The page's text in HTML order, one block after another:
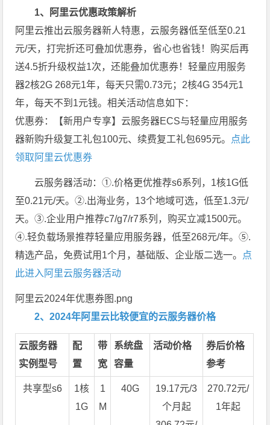
1、阿里云优惠政策解析
阿里云推出云服务器新人特惠，云服务器低至低至0.21
元/天，打完折还可叠加优惠券，省心也省钱！购买后再
送4.5折升级权益1次，还能叠加优惠券！轻量应用服务
器2核2G 268元1年，每天只需0.73元；2核4G 354元1
年，每天不到1元钱。相关活动信息如下：
优惠券：【新用户专享】云服务器ECS与轻量应用服务
器新购升级复工礼包100元、续费复工礼包695元。 点此
领取阿里云优惠券
云服务器活动：①.价格更优推荐s6系列，1核1G低
至0.21元/天。②.出海业务，13个地域可选，低至1.3元/
天。③.企业用户推荐c7/g7/r7系列，购买立减1500元。
④.轻负载场景推荐轻量应用服务器，低至268元/年。⑤.
精选产品，免费试用1个月，基础版、企业版二选一。 点
此进入阿里云服务器活动
阿里云2024年优惠券图.png
2、2024年阿里云比较便宜的云服务器价格
云服务器
实例型号
配
置
带
宽
系统盘
容量
活动价格
券后价格
参考
共享型s6
1核
1G
1
M
40G
19.17元/3
个月起
270.72元/
1年起